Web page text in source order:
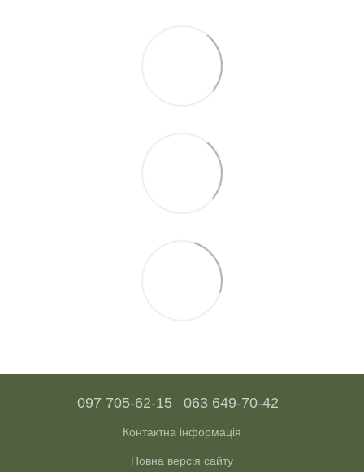
097 705-62-15 063 649-70-42
Контактна інформація
Повна версія сайту